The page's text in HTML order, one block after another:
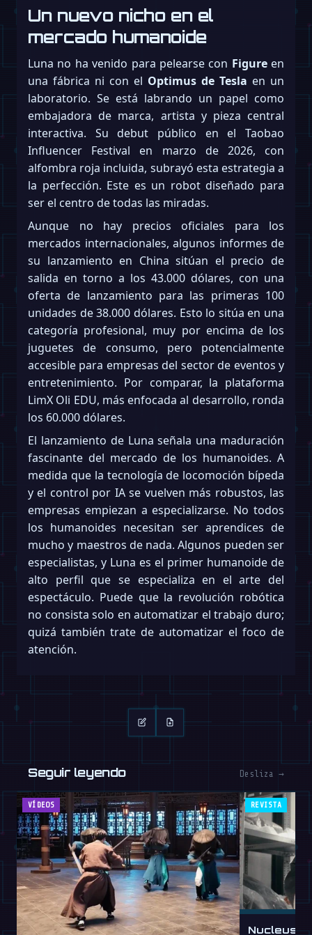
Un nuevo nicho en el
mercado humanoide
Luna no ha venido para pelearse con Figureen
una fábrica ni con el Optimus de Tesla en un
laboratorio. Se está labrando un papel como
embajadora de marca, artista y pieza central
interactiva. Su debut público en el Taobao
Influencer Festival en marzo de 2026, con
alfombra roja incluida, subrayó esta estrategia a
la perfección. Este es un robot diseñado para
ser el centro de todas las miradas.
Aunque no hay precios oficiales para los
mercados internacionales, algunos informes de
su lanzamiento en China sitúan el precio de
salida en torno a los 43.000 dólares, con una
oferta de lanzamiento para las primeras 100
unidades de 38.000 dólares. Esto lo sitúa en una
categoría profesional, muy por encima de los
juguetes de consumo, pero potencialmente
accesible para empresas del sector de eventos y
entretenimiento. Por comparar, la plataforma
LimX Oli EDU, más enfocada al desarrollo, ronda
los 60.000 dólares.
El lanzamiento de Luna señala una maduración
fascinante del mercado de los humanoides. A
medida que la tecnología de locomoción bípeda
y el control por IA se vuelven más robustos, las
empresas empiezan a especializarse. No todos
los humanoides necesitan ser aprendices de
mucho y maestros de nada. Algunos pueden ser
especialistas, y Luna es el primer humanoide de
alto perfil que se especializa en el arte del
espectáculo. Puede que la revolución robótica
no consista solo en automatizar el trabajo duro;
quizá también trate de automatizar el foco de
atención.
Seguir leyendo Desliza →
VÍDEOS REVISTA
Nucleus